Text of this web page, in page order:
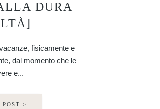
DURA
fisicamente e
dal momento che le
e...
POST >